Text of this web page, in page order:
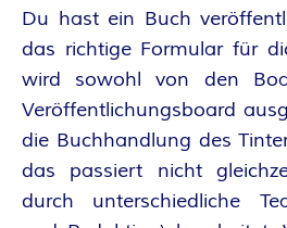
N
Z
I
R
Du hast ein Buch
das richtige Formular für
wird sowohl von den
Veröffentlichungsboard
die Buchhandlung des
das passiert nicht
durch unterschiedliche